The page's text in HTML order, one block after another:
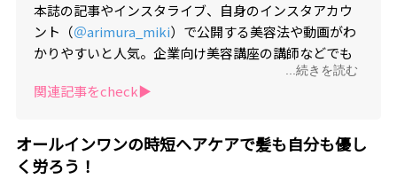
本誌の記事やインスタライブ、自身のインスタアカウ
ント（＠arimura_miki）で公開する美容法や動画がわ
かりやすいと人気。企業向け美容講座の講師などでも
活躍。植物療法士の資格も取得、ストレスケアの方法
をシェアするなど生来の優しさに基づく情報発信や、
気を誇る。
...続きを読む
関連記事をcheck▶︎
オールインワンの時短ヘアケアで髪も自分も優し
く労ろう！